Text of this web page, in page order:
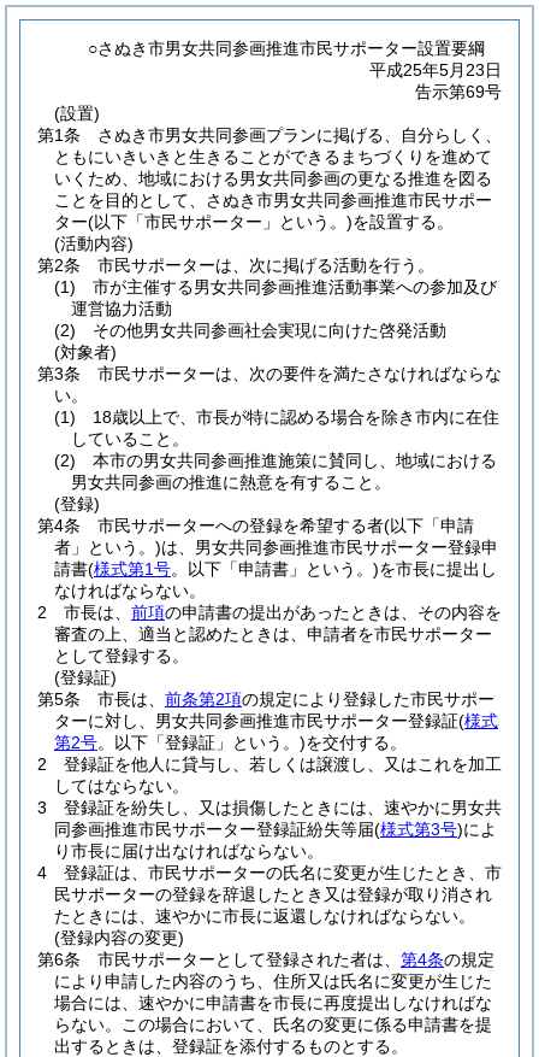
○さぬき市男女共同参画推進市民サポーター設置要綱
平成25年5月23日
告示第69号
(設置)
第1条
さぬき市男女共同参画プランに掲げる、自分らしく、
ともにいきいきと生きることができるまちづくりを進めて
いくため、地域における男女共同参画の更なる推進を図る
ことを目的として、さぬき市男女共同参画推進市民サポー
ター(以下「市民サポーター」という。)を設置する。
(活動内容)
第2条
市民サポーターは、次に掲げる活動を行う。
(1)
市が主催する男女共同参画推進活動事業への参加及び
運営協力活動
(2)
その他男女共同参画社会実現に向けた啓発活動
(対象者)
第3条
市民サポーターは、次の要件を満たさなければならな
い。
(1)
18歳以上で、市長が特に認める場合を除き市内に在住
していること。
(2)
本市の男女共同参画推進施策に賛同し、地域における
男女共同参画の推進に熱意を有すること。
(登録)
第4条
市民サポーターへの登録を希望する者(以下「申請
者」という。)は、男女共同参画推進市民サポーター登録申
請書(様式第1号。以下「申請書」という。)を市長に提出し
なければならない。
2
市長は、 前項の申請書の提出があったときは、その内容を
審査の上、適当と認めたときは、申請者を市民サポーター
として登録する。
(登録証)
第5条
市長は、 前条第2項の規定により登録した市民サポー
ターに対し、男女共同参画推進市民サポーター登録証(様式
第2号。以下「登録証」という。)を交付する。
2
登録証を他人に貸与し、若しくは譲渡し、又はこれを加工
してはならない。
3
登録証を紛失し、又は損傷したときには、速やかに男女共
同参画推進市民サポーター登録証紛失等届(様式第3号)によ
り市長に届け出なければならない。
4
登録証は、市民サポーターの氏名に変更が生じたとき、市
民サポーターの登録を辞退したとき又は登録が取り消され
たときには、速やかに市長に返還しなければならない。
(登録内容の変更)
第6条
市民サポーターとして登録された者は、 第4条の規定
により申請した内容のうち、住所又は氏名に変更が生じた
場合には、速やかに申請書を市長に再度提出しなければな
らない。
この場合において、氏名の変更に係る申請書を提
出するときは、登録証を添付するものとする。